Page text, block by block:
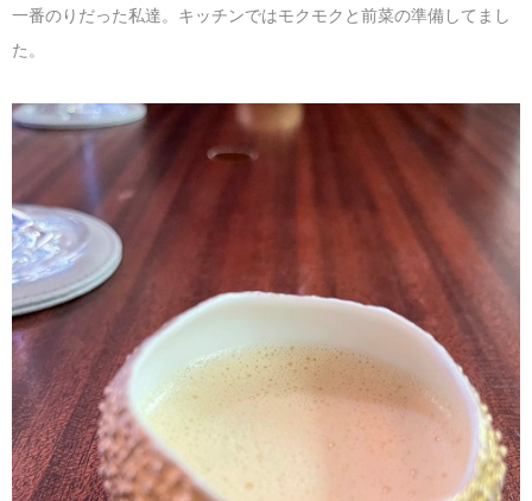
一番のりだった私達。キッチンではモクモクと前菜の準備してまし
た。